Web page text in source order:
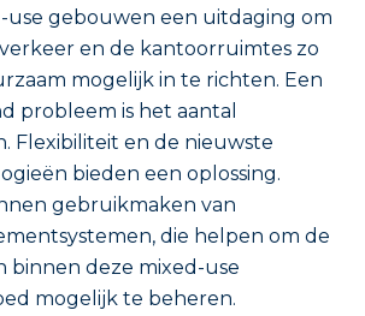
use gebouwen een uitdaging om
en de kantoorruimtes zo
mogelijk in te richten. Een
probleem is het aantal
Flexibiliteit en de nieuwste
bieden een oplossing.
gebruikmaken van
die helpen om de
binnen deze mixed-use
mogelijk te beheren.